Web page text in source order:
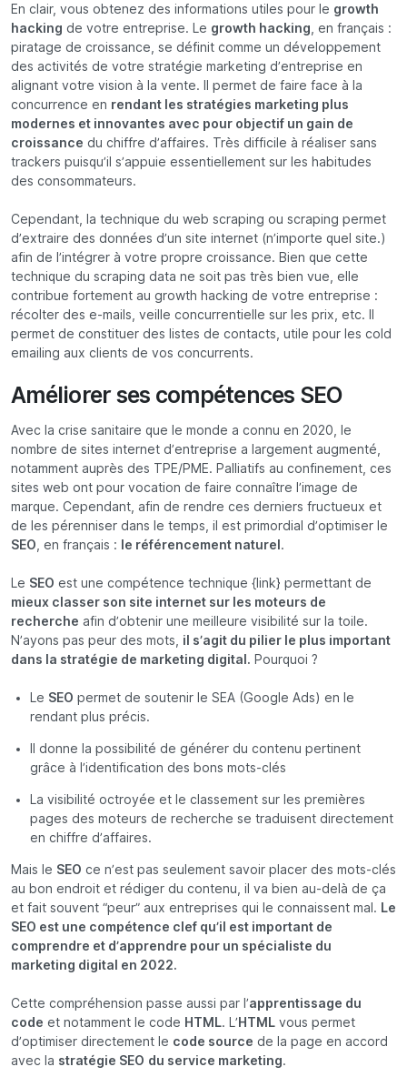
En clair, vous obtenez des informations utiles pour le growth
hacking de votre entreprise. Le growth hacking , en français :
piratage de croissance, se définit comme un développement
des activités de votre stratégie marketing d’entreprise en
alignant votre vision à la vente. Il permet de faire face à la
concurrence en rendant les stratégies marketing plus
modernes et innovantes avec pour objectif un gain de
croissance du chiffre d’affaires. Très difficile à réaliser sans
trackers puisqu’il s’appuie essentiellement sur les habitudes
des consommateurs.
Cependant, la technique du web scraping ou scraping permet
d’extraire des données d’un site internet (n’importe quel site.)
afin de l’intégrer à votre propre croissance. Bien que cette
technique du scraping data ne soit pas très bien vue, elle
contribue fortement au growth hacking de votre entreprise :
récolter des e-mails, veille concurrentielle sur les prix, etc. Il
permet de constituer des listes de contacts, utile pour les cold
emailing aux clients de vos concurrents.
Améliorer ses compétences SEO
Avec la crise sanitaire que le monde a connu en 2020, le
nombre de sites internet d’entreprise a largement augmenté,
notamment auprès des TPE/PME. Palliatifs au confinement, ces
sites web ont pour vocation de faire connaître l’image de
marque. Cependant, afin de rendre ces derniers fructueux et
de les pérenniser dans le temps, il est primordial d’optimiser le
SEO , en français : le référencement naturel .
Le SEO est une compétence technique {link} permettant de
mieux classer son site internet sur les moteurs de
recherche afin d’obtenir une meilleure visibilité sur la toile.
N’ayons pas peur des mots, il s’agit du pilier le plus important
dans la stratégie de marketing digital. Pourquoi ?
Le SEO permet de soutenir le SEA (Google Ads) en le
rendant plus précis.
Il donne la possibilité de générer du contenu pertinent
grâce à l’identification des bons mots-clés
La visibilité octroyée et le classement sur les premières
pages des moteurs de recherche se traduisent directement
en chiffre d’affaires.
Mais le SEO ce n’est pas seulement savoir placer des mots-clés
au bon endroit et rédiger du contenu, il va bien au-delà de ça
et fait souvent “peur” aux entreprises qui le connaissent mal. Le
SEO est une compétence clef qu’il est important de
comprendre et d’apprendre pour un spécialiste du
marketing digital en 2022.
Cette compréhension passe aussi par l’apprentissage du
code et notamment le code HTML. L’HTML vous permet
d’optimiser directement le code source de la page en accord
avec la stratégie SEO du service marketing.